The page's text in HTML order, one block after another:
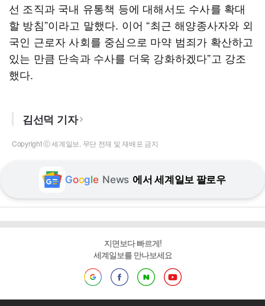
선 조직과 국내 유통책 등에 대해서도 수사를 확대
할 방침”이라고 말했다. 이어 “최근 해양종사자와 외
국인 근로자 사회를 중심으로 마약 범죄가 확산하고
있는 만큼 단속과 수사를 더욱 강화하겠다”고 강조
했다.
김선덕 기자
Copyright ⓒ 세계일보. 무단 전재 및 재배포 금지
Google News 에서 세계일보 팔로우
지면보다 빠르게!
세계일보를 만나보세요